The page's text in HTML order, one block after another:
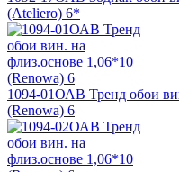
(Ateliero) 6*
1094-01ОАВ Тренд обои
(Renowa) 6